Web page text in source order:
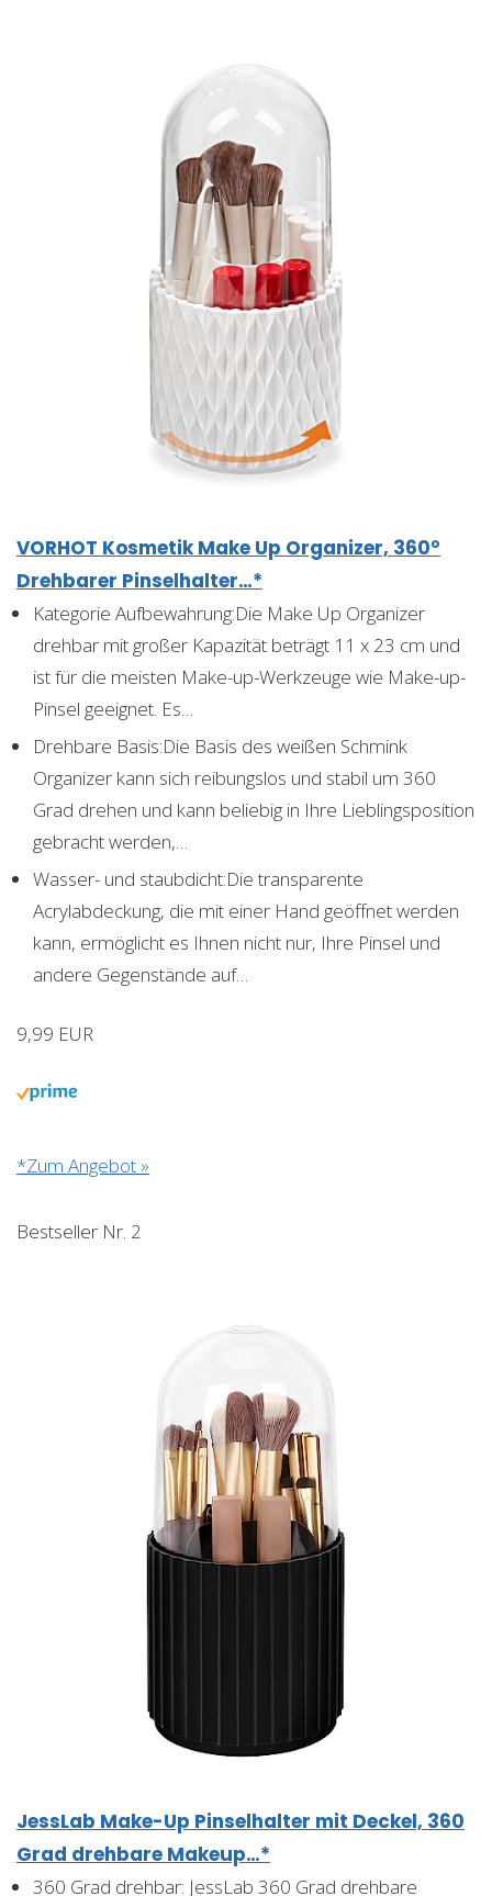
VORHOT Kosmetik Make Up Organizer, 360°
Drehbarer Pinselhalter…*
Kategorie Aufbewahrung:Die Make Up Organizer
drehbar mit großer Kapazität beträgt 11 x 23 cm und
ist für die meisten Make-up-Werkzeuge wie Make-up-
Pinsel geeignet. Es…
Drehbare Basis:Die Basis des weißen Schmink
Organizer kann sich reibungslos und stabil um 360
Grad drehen und kann beliebig in Ihre Lieblingsposition
gebracht werden,…
Wasser- und staubdicht:Die transparente
Acrylabdeckung, die mit einer Hand geöffnet werden
kann, ermöglicht es Ihnen nicht nur, Ihre Pinsel und
andere Gegenstände auf…
9,99 EUR
*Zum Angebot »
Bestseller Nr. 2
JessLab Make-Up Pinselhalter mit Deckel, 360
Grad drehbare Makeup…*
360 Grad drehbar: JessLab 360 Grad drehbare